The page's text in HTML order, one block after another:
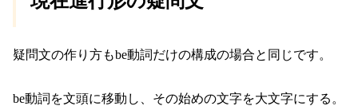
疑問文の作り方もbe動詞だけの構成の場合と同じです。
be動詞を文頭に移動し、その始めの文字を大文字にする。